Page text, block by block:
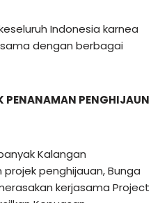
Indonesia karnea
dengan berbagai
PENANAMAN PENGHIJAUN
Kalangan
penghijauan, Bunga
kerjasama Project